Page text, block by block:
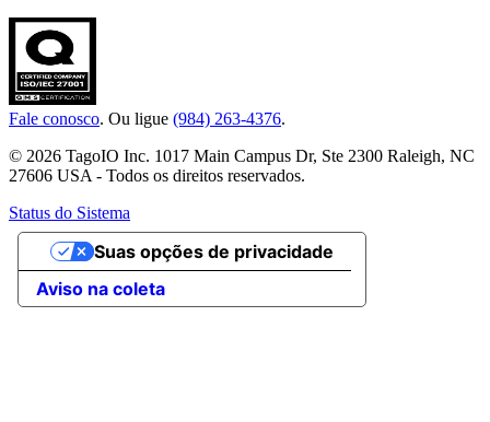
Fale conosco. Ou ligue (984) 263-4376.
© 2026 TagoIO Inc. 1017 Main Campus Dr, Ste 2300 Raleigh, NC
27606 USA - Todos os direitos reservados.
Status do Sistema
Aviso na coleta
Suas opções de privacidade